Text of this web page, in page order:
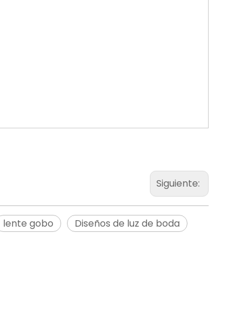
Siguiente:
lente gobo
Diseños de luz de boda